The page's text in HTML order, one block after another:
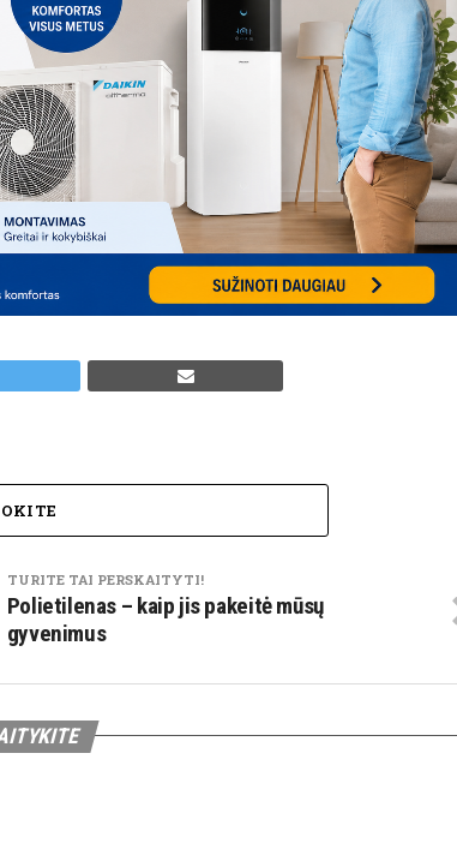
TURITE TAI PERSKAITYTI!
Polietilenas – kaip jis pakeitė mūsų
gyvenimus